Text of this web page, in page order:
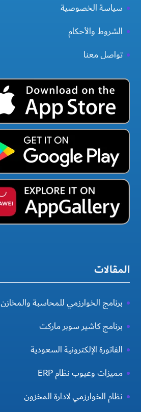
سياسة الخصوصية
الشروط والأحكام
تواصل معنا
المقالات
برنامج الخوارزمي للمحاسبة والمخازن
برنامج كاشير سوبر ماركت
الفاتورة الإلكترونية السعودية
مميزات وعيوب نظام ERP
نظام الخوارزمي لادارة المخزون